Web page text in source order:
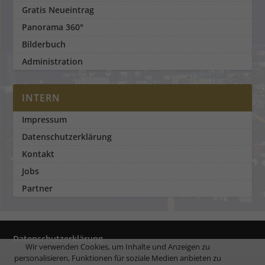
Gratis Neueintrag
Panorama 360°
Bilderbuch
Administration
INTERN
Impressum
Datenschutzerklärung
Kontakt
Jobs
Partner
Datenschutzerklärung
Wir verwenden Cookies, um Inhalte und Anzeigen zu
personalisieren, Funktionen für soziale Medien anbieten zu